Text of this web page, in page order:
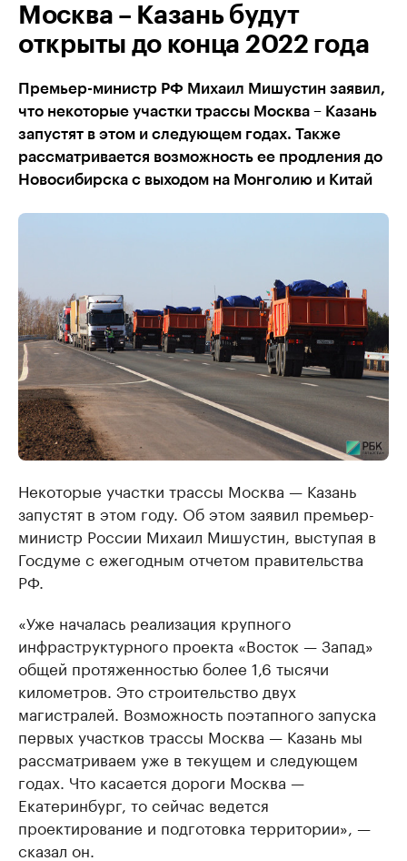
Москва – Казань будут
открыты до конца 2022 года
Премьер-министр РФ Михаил Мишустин заявил,
что некоторые участки трассы Москва – Казань
запустят в этом и следующем годах. Также
рассматривается возможность ее продления до
Новосибирска с выходом на Монголию и Китай
Некоторые участки трассы Москва — Казань
запустят в этом году. Об этом заявил премьер-
министр России Михаил Мишустин, выступая в
Госдуме с ежегодным отчетом правительства
РФ.
«Уже началась реализация крупного
инфраструктурного проекта «Восток — Запад»
общей протяженностью более 1,6 тысячи
километров. Это строительство двух
магистралей. Возможность поэтапного запуска
первых участков трассы Москва — Казань мы
рассматриваем уже в текущем и следующем
годах. Что касается дороги Москва —
Екатеринбург, то сейчас ведется
проектирование и подготовка территории», —
сказал он.